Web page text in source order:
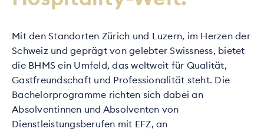
Mit den Standorten Zürich und Luzern, im Herzen der
Schweiz und geprägt von gelebter Swissness, bietet
die BHMS ein Umfeld, das weltweit für Qualität,
Gastfreundschaft und Professionalität steht. Die
Bachelorprogramme richten sich dabei an
Absolventinnen und Absolventen von
Dienstleistungsberufen mit EFZ, an